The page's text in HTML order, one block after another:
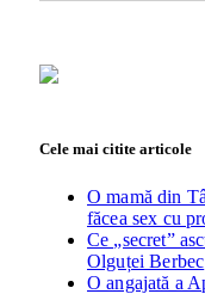
Cele mai citite articole
O mamă din
făcea sex cu
Ce „secret”
Olguței Berbec
O angajată a